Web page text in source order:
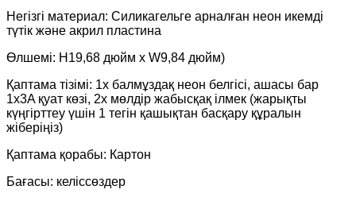
Негізгі материал: Силикагельге арналған неон икемді
түтік және акрил пластина
Өлшемі: H19,68 дюйм x W9,84 дюйм)
Қаптама тізімі: 1x балмұздақ неон белгісі, ашасы бар
1x3A қуат көзі, 2x мөлдір жабысқақ ілмек (жарықты
күңгірттеу үшін 1 тегін қашықтан басқару құралын
жіберіңіз)
Қаптама қорабы: Картон
Бағасы: келіссөздер